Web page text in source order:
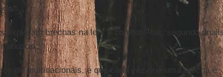
exploram brechas na lei - e combatê-las, segundo
abusos.
de multinacionais, é que cada vez que uma brecha é